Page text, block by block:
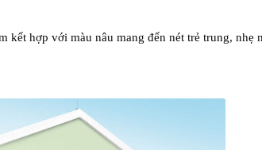
kết hợp với màu nâu mang đến nét trẻ trung, nhẹ